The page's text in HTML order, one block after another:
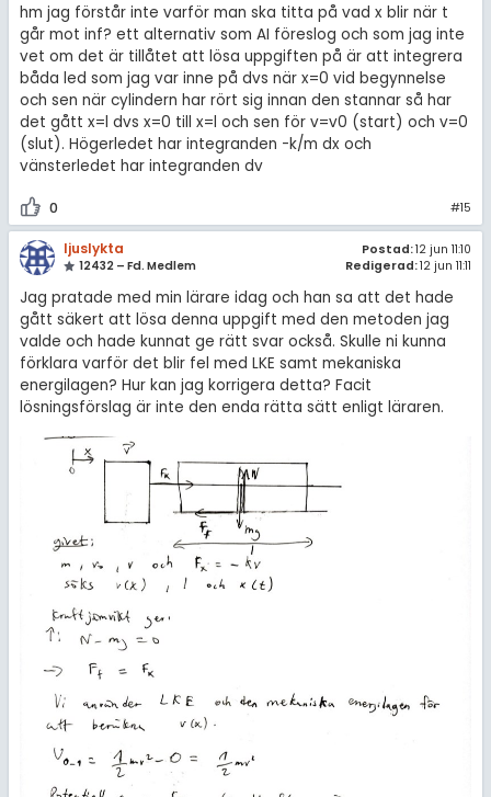
hm jag förstår inte varför man ska titta på vad x blir när t
går mot inf? ett alternativ som AI föreslog och som jag inte
vet om det är tillåtet att lösa uppgiften på är att integrera
båda led som jag var inne på dvs när x=0 vid begynnelse
och sen när cylindern har rört sig innan den stannar så har
det gått x=l dvs x=0 till x=l och sen för v=v0 (start) och v=0
(slut). Högerledet har integranden -k/m dx och
vänsterledet har integranden dv
0 #15
ljuslykta
12432 – Fd. Medlem
Postad:12 jun 11:10
Redigerad:12 jun 11:11
Jag pratade med min lärare idag och han sa att det hade
gått säkert att lösa denna uppgift med den metoden jag
valde och hade kunnat ge rätt svar också. Skulle ni kunna
förklara varför det blir fel med LKE samt mekaniska
energilagen? Hur kan jag korrigera detta? Facit
lösningsförslag är inte den enda rätta sätt enligt läraren.